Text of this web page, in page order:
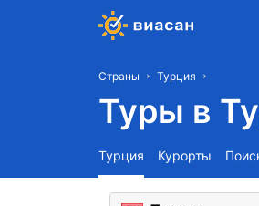
Страны Турция
Туры в
Турция Курорты